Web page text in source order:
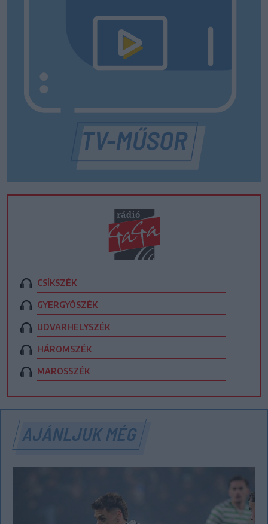
CSÍKSZÉK
GYERGYÓSZÉK
UDVARHELYSZÉK
HÁROMSZÉK
MAROSSZÉK
AJÁNLJUK MÉG